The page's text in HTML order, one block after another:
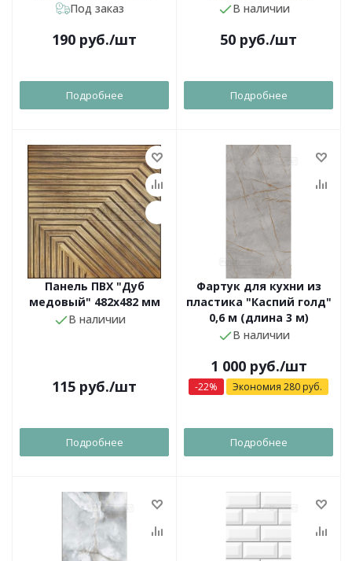
Под заказ
190 руб./шт
Подробнее
В наличии
50 руб./шт
Подробнее
Панель ПВХ "Дуб
медовый" 482х482 мм
В наличии
115 руб./шт
Подробнее
Фартук для кухни из
пластика "Каспий голд"
0,6 м (длина 3 м)
В наличии
1 000руб./шт
-22% Экономия 280 руб.
Подробнее